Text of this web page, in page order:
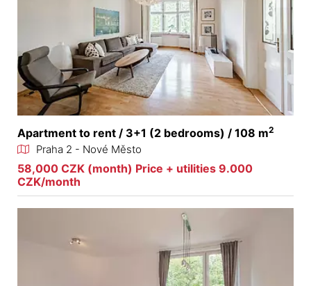
Apartment to rent / 3+1 (2 bedrooms) / 108 m2
Praha 2 - Nové Město
58,000 CZK (month) Price + utilities 9.000
CZK/month